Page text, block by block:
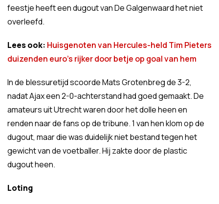
feestje heeft een dugout van De Galgenwaard het niet
overleefd.
Lees ook: Huisgenoten van Hercules-held Tim Pieters
duizenden euro’s rijker door betje op goal van hem
In de blessuretijd scoorde Mats Grotenbreg de 3-2,
nadat Ajax een 2-0-achterstand had goed gemaakt. De
amateurs uit Utrecht waren door het dolle heen en
renden naar de fans op de tribune. 1 van hen klom op de
dugout, maar die was duidelijk niet bestand tegen het
gewicht van de voetballer. Hij zakte door de plastic
dugout heen.
Loting